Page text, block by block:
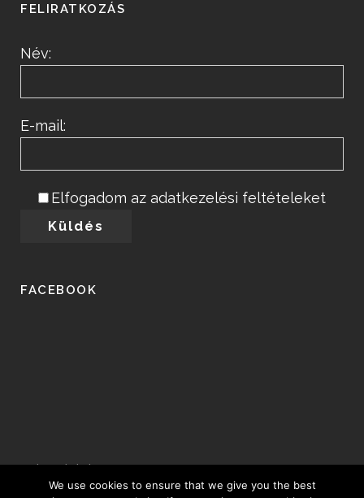
FELIRATKOZÁS
Név:
E-mail:
Elfogadom az adatkezelési feltételeket
FACEBOOK
Adatvédelem
We use cookies to ensure that we give you the best